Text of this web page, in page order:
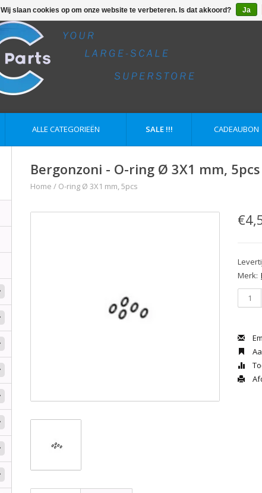
ALLE CATEGORIEËN SALE !!! CADEAUBON
Bergonzoni - O-ring Ø 3X1 mm, 5pcs
Home / O-ring Ø 3X1 mm, 5pcs
Merk:
Wij slaan cookies op om onze website te verbeteren. Is dat akkoord? Ja